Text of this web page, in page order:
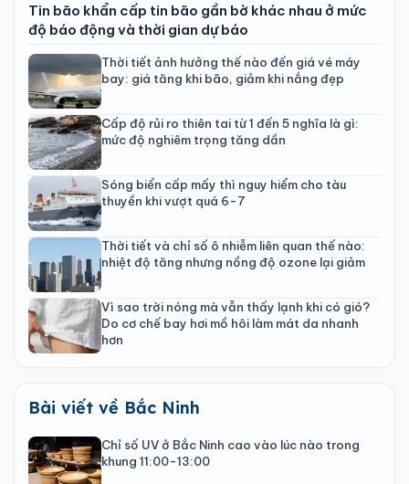
Tin bão khẩn cấp tin bão gần bờ khác nhau ở mức
độ báo động và thời gian dự báo
Thời tiết ảnh hưởng thế nào đến giá vé máy
bay: giá tăng khi bão, giảm khi nắng đẹp
Cấp độ rủi ro thiên tai từ 1 đến 5 nghĩa là gì:
mức độ nghiêm trọng tăng dần
Sóng biển cấp mấy thì nguy hiểm cho tàu
thuyền khi vượt quá 6-7
Thời tiết và chỉ số ô nhiễm liên quan thế nào:
nhiệt độ tăng nhưng nồng độ ozone lại giảm
Vì sao trời nóng mà vẫn thấy lạnh khi có gió?
Do cơ chế bay hơi mồ hôi làm mát da nhanh
hơn
Bài viết về Bắc Ninh
Chỉ số UV ở Bắc Ninh cao vào lúc nào trong
khung 11:00-13:00